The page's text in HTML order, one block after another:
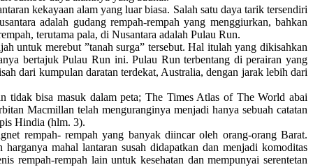
kekayaan alam yang luar biasa. Salah satu daya tarik tersendiri
adalah gudang rempah-rempah yang menggiurkan, bahkan
terutama pala, di Nusantara adalah Pulau Run.
untuk merebut ”tanah surga” tersebut. Hal itulah yang dikisahkan
bertajuk Pulau Run ini. Pulau Run terbentang di perairan yang
dari kumpulan daratan terdekat, Australia, dengan jarak lebih dari
tidak bisa masuk dalam peta; The Times Atlas of The World abai
Macmillan telah menguranginya menjadi hanya sebuah catatan
Hindia (hlm. 3).
rempah- rempah yang banyak diincar oleh orang-orang Barat.
mahal lantaran susah didapatkan dan menjadi komoditas
rempah-rempah lain untuk kesehatan dan mempunyai serentetan